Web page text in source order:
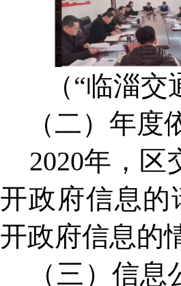
（“临淄
（二）年度
2020年，区
开政府信息的
开政府信息的
（三）信息